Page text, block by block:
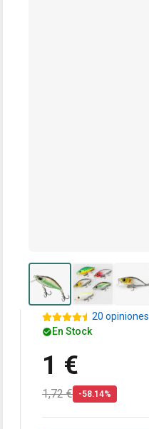
20 opiniones
En Stock
1 €
1,72 € -58.14%